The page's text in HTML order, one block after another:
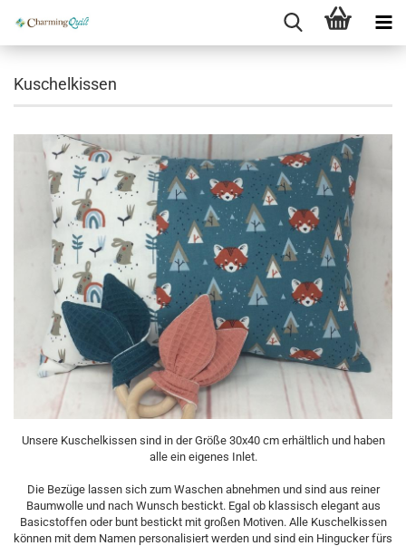
Kuschelkissen
Unsere Kuschelkissen sind in der Größe 30x40 cm erhältlich und haben
alle ein eigenes Inlet.
Die Bezüge lassen sich zum Waschen abnehmen und sind aus reiner
Baumwolle und nach Wunsch bestickt. Egal ob klassisch elegant aus
Basicstoffen oder bunt bestickt mit großen Motiven. Alle Kuschelkissen
können mit dem Namen personalisiert werden und sind ein Hingucker fürs